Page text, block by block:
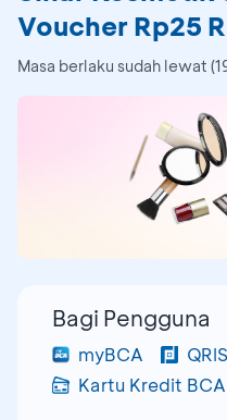
Voucher Rp25
Masa berlaku sudah lewat
Bagi Pengguna
myBCA
QRIS
Kartu Kredit BCA